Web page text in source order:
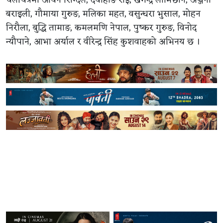
बराइली, गौमाया गुरुङ, मलिका महत, वसुन्धरा भुसाल, मोहन
निरौला, बुद्धि तामाङ, कमलमणि नेपाल, पुष्कर गुरुङ, विनोद
न्यौपाने, आभा अर्याल र वीरेन्द्र सिंह कुशवाहको अभिनय छ ।